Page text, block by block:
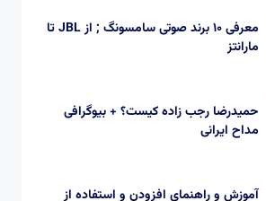
معرفی 10 برند صوتی سامسونگ ; از JBL تا
مارانتز
حمیدرضا رجب‌ زاده کیست؟ + بیوگرافی
مداح ایرانی
آموزش و راهنمای افزودن و استفاده از